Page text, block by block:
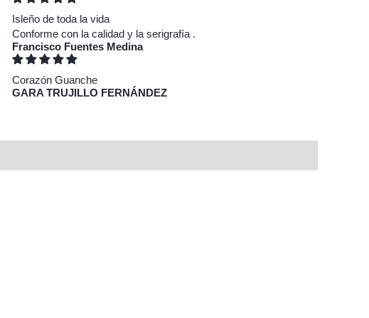
Isleño de toda la vida
Conforme con la calidad y la serigrafía .
Francisco Fuentes Medina
Corazón Guanche
GARA TRUJILLO FERNÁNDEZ